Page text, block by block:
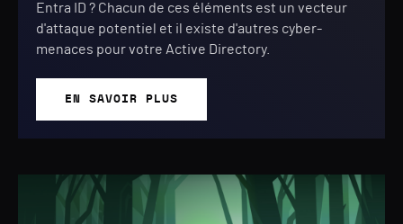
Entra ID ? Chacun de ces éléments est un vecteur
d'attaque potentiel et il existe d'autres cyber-
menaces pour votre Active Directory.
EN SAVOIR PLUS